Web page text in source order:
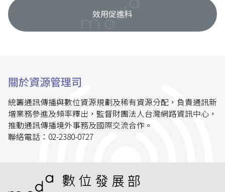
效用促進科
關於資源管理司
統籌通訊傳播與數位資源規劃及稀有資源分配，負責通訊新
增業務參進及頻率釋出，監督財團法人台灣網路資訊中心，
推動通訊傳播境外事務及國際交流合作。
聯絡電話： 02-2380-0727